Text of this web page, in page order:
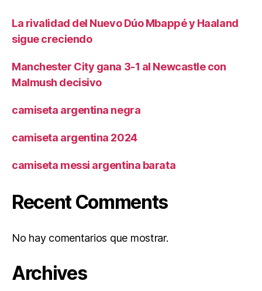
La rivalidad del Nuevo Dúo Mbappé y Haaland
sigue creciendo
Manchester City gana 3-1 al Newcastle con
Malmush decisivo
camiseta argentina negra
camiseta argentina 2024
camiseta messi argentina barata
Recent Comments
No hay comentarios que mostrar.
Archives